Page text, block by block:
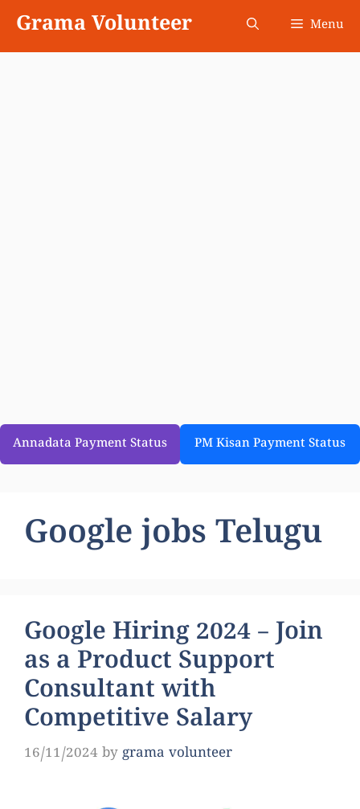
content
Grama Volunteer Menu
Annadata Payment Status PM Kisan Payment Status
Google jobs Telugu
Google Hiring 2024 – Join
as a Product Support
Consultant with
Competitive Salary
16/11/2024 by grama volunteer